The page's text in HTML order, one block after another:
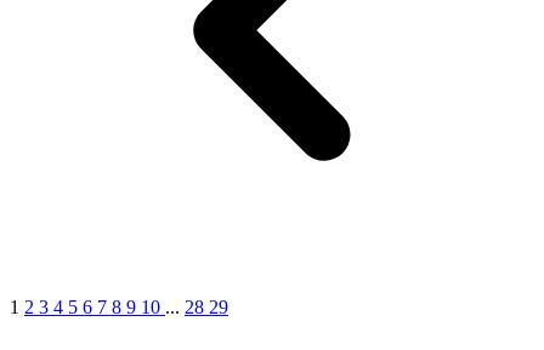
1 2 3 4 5 6 7 8 9 10 ... 28 29